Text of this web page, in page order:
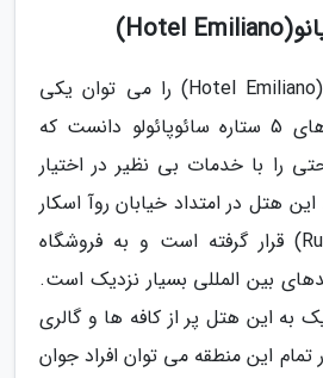
هتل 5 ستاره امیلیانو(Hotel Emiliano) را می توان یکی
دیگر از برترین هتل های 5 ستاره سائوپائولو دانست که
را با خدمات بی نظیر در اختیار
هتل در امتداد خیابان روآ اسکار
فرییر(Rua Oscar Freire) قرار گرفته است و به فروشگاه
بین المللی بسیار نزدیک است.
به این هتل پر از کافه ها و گالری
این منطقه می توان افراد جوان